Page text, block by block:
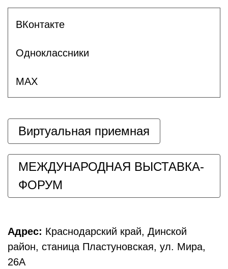
ВКонтакте
Одноклассники
MAX
Виртуальная приемная
МЕЖДУНАРОДНАЯ ВЫСТАВКА-
ФОРУМ
Адрес: Краснодарский край, Динской
район, станица Пластуновская, ул. Мира,
26А